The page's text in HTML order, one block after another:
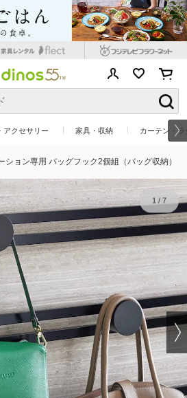
アクセサリー 家具・収納 カーテン・
ション専用 バッグフック2個組（バッグ収納）
1/ 7